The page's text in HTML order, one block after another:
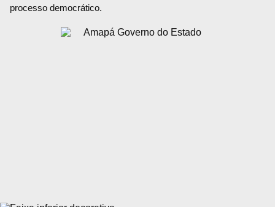
processo democrático.